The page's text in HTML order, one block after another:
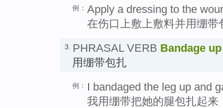
例： Apply a dressing to the
在伤口上敷上敷料并用绷带
3. PHRASAL VERB Bandage up
用绷带包扎
例：
I bandaged the leg up and
我用绷带把她的腿包扎起